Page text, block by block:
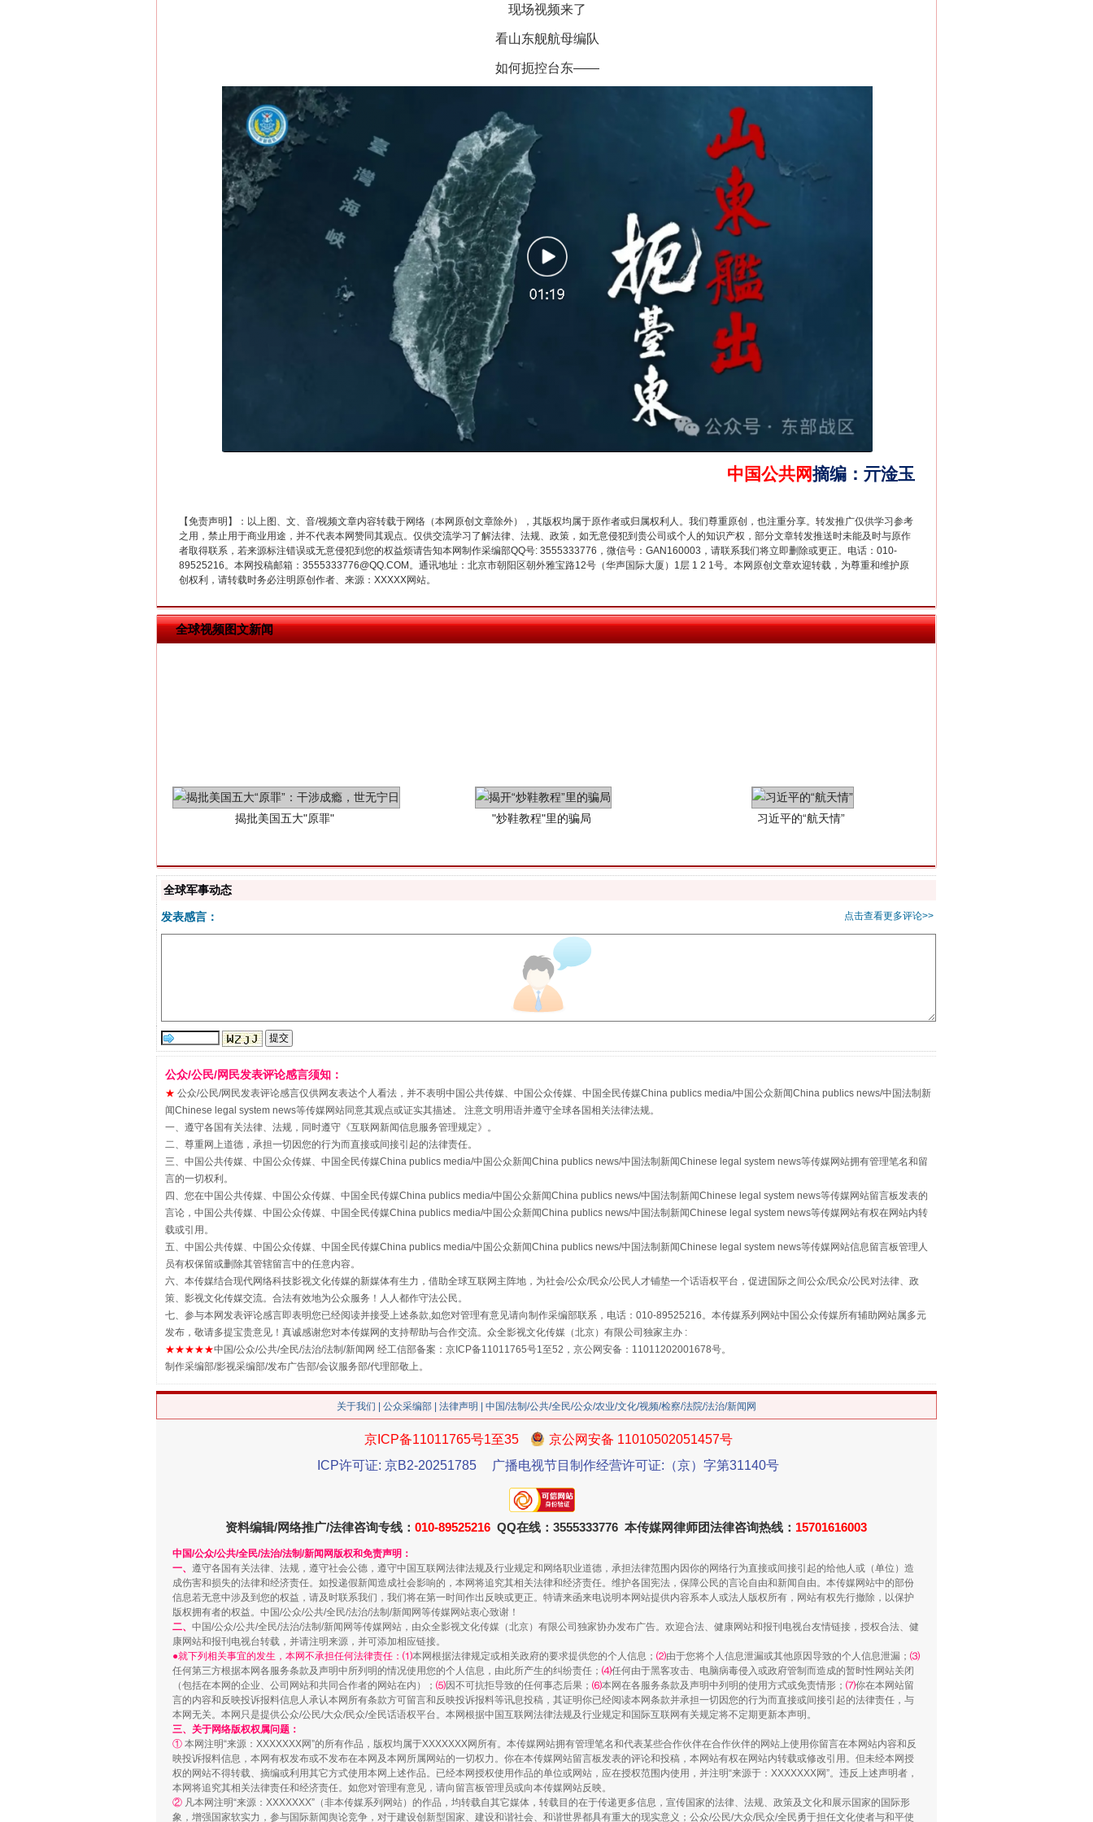
现场视频来了
看山东舰航母编队
如何扼控台东——
中国公共网摘编 ： 亓淦玉
【免责声明】：以上图、文、音/视频文章内容转载于网络（本网原创文章除外），其版权均属于原作者或归属权利人。我们尊重原创，也注重分享。转发推广仅供学习参考
之用，禁止用于商业用途，并不代表本网赞同其观点。仅供交流学习了解法律、法规、政策，如无意侵犯到贵公司或个人的知识产权，部分文章转发推送时未能及时与原作
者取得联系，若来源标注错误或无意侵犯到您的权益烦请告知本网制作采编部QQ号: 3555333776，微信号：GAN160003，请联系我们将立即删除或更正。电话：010-
89525216。本网投稿邮箱：3555333776@QQ.COM。通讯地址：北京市朝阳区朝外雅宝路12号（华声国际大厦）1层 1 2 1号。本网原创文章欢迎转载，为尊重和维护原
创权利，请转载时务必注明原创作者、来源：XXXXX网站。
全球视频图文新闻
在谋一域中谋全局
今年投资意愿榜揭晓
魏明亮严重违纪违法案透视
千亩耕地变“别墅”
“刷贴”乱象丛生
珠宝鉴定乱象
站台名比不上好声名
走近一线检察官
漫山遍野的桃花与雪山、麦地、白藏房
招工难、用工荒背后
送你一朵小红花
侵吞公款13万，颠沛流离20年
网上购药对药下症？
茶叶“炒上天”
“神药”背后的真相
全球军事动态
点击查看更多评论>>
发表感言：
公众/公民/网民发表评论感言须知：
★ 公众/公民/网民发表评论感言仅供网友表达个人看法，并不表明中国公共传媒、中国公众传媒、中国全民传媒China publics media/中国公众新闻China publics news/中国法制新
闻Chinese legal system news等传媒网站同意其观点或证实其描述。 注意文明用语并遵守全球各国相关法律法规。
一、遵守各国有关法律、法规，同时遵守《互联网新闻信息服务管理规定》。
二、尊重网上道德，承担一切因您的行为而直接或间接引起的法律责任。
三、中国公共传媒、中国公众传媒、中国全民传媒China publics media/中国公众新闻China publics news/中国法制新闻Chinese legal system news等传媒网站拥有管理笔名和留
言的一切权利。
四、您在中国公共传媒、中国公众传媒、中国全民传媒China publics media/中国公众新闻China publics news/中国法制新闻Chinese legal system news等传媒网站留言板发表的
言论，中国公共传媒、中国公众传媒、中国全民传媒China publics media/中国公众新闻China publics news/中国法制新闻Chinese legal system news等传媒网站有权在网站内转
载或引用。
五、中国公共传媒、中国公众传媒、中国全民传媒China publics media/中国公众新闻China publics news/中国法制新闻Chinese legal system news等传媒网站信息留言板管理人
员有权保留或删除其管辖留言中的任意内容。
六、本传媒结合现代网络科技影视文化传媒的新媒体有生力，借助全球互联网主阵地，为社会/公众/民众/公民人才铺垫一个话语权平台，促进国际之间公众/民众/公民对法律、政
策、影视文化传媒交流。合法有效地为公众服务！人人都作守法公民。
七、参与本网发表评论感言即表明您已经阅读并接受上述条款,如您对管理有意见请向制作采编部联系，电话：010-89525216。本传媒系列网站中国公众传媒所有辅助网站属多元
发布，敬请多提宝贵意见！真诚感谢您对本传媒网的支持帮助与合作交流。众全影视文化传媒（北京）有限公司独家主办 :
★★★★★中国/公众/公共/全民/法治/法制/新闻网 经工信部备案：京ICP备11011765号1至52，京公网安备：11011202001678号。
制作采编部/影视采编部/发布广告部/会议服务部/代理部敬上。
关于我们 公众采编部 法律声明 | 中国/法制/公共/全民/公众/农业/文化/视频/检察/法院/法治/新闻网
京ICP备11011765号1至35
京公网安备 11010502051457号
ICP许可证: 京B2-20251785
广播电视节目制作经营许可证:（京）字第31140号
资料编辑/网络推广/法律咨询专线： 010-89525216 QQ在线：3555333776 本传媒网律师团法律咨询热线： 15701616003
中国/公众/公共/全民/法治/法制/新闻网版权和免责声明：
一、 遵守各国有关法律、法规，遵守社会公德，遵守中国互联网法律法规及行业规定和网络职业道德，承担法律范围内因你的网络行为直接或间接引起的给他人或（单位）造
成伤害和损失的法律和经济责任。如投递假新闻造成社会影响的，本网将追究其相关法律和经济责任。维护各国宪法，保障公民的言论自由和新闻自由。本传媒网站中的部份
信息若无意中涉及到您的权益，请及时联系我们，我们将在第一时间作出反映或更正。特请来函来电说明本网站提供内容系本人或法人版权所有，网站有权先行撤除，以保护
版权拥有者的权益。中国/公众/公共/全民/法治/法制/新闻网等传媒网站衷心致谢！
二、 中国/公众/公共/全民/法治/法制/新闻网等传媒网站，由众全影视文化传媒（北京）有限公司独家协办发布广告。欢迎合法、健康网站和报刊电视台友情链接，授权合法、健
康网站和报刊电视台转载，并请注明来源，并可添加相应链接。
●就下列相关事宜的发生，本网不承担任何法律责任：⑴本网根据法律规定或相关政府的要求提供您的个人信息； ⑵由于您将个人信息泄漏或其他原因导致的个人信息泄漏； ⑶
任何第三方根据本网各服务条款及声明中所列明的情况使用您的个人信息，由此所产生的纠纷责任； ⑷任何由于黑客攻击、电脑病毒侵入或政府管制而造成的暂时性网站关闭
（包括在本网的企业、公司网站和共同合作者的网站在内）； ⑸因不可抗拒导致的任何事态后果； ⑹本网在各服务条款及声明中列明的使用方式或免责情形； ⑺你在本网站留
言的内容和反映投诉报料信息人承认本网所有条款方可留言和反映投诉报料等讯息投稿，其证明你已经阅读本网条款并承担一切因您的行为而直接或间接引起的法律责任，与
本网无关。本网只是提供公众/公民/大众/民众/全民话语权平台。本网根据中国互联网法律法规及行业规定和国际互联网有关规定将不定期更新本声明。
三、关于网络版权权属问题：
① 本网注明“来源：XXXXXXX网”的所有作品，版权均属于XXXXXXX网所有。本传媒网站拥有管理笔名和代表某些合作伙伴在合作伙伴的网站上使用你留言在本网站内容和反
映投诉报料信息，本网有权发布或不发布在本网及本网所属网站的一切权力。你在本传媒网站留言板发表的评论和投稿，本网站有权在网站内转载或修改引用。但未经本网授
权的网站不得转载、摘编或利用其它方式使用本网上述作品。已经本网授权使用作品的单位或网站，应在授权范围内使用，并注明“来源于：XXXXXXX网”。违反上述声明者，
本网将追究其相关法律责任和经济责任。如您对管理有意见，请向留言板管理员或向本传媒网站反映。
② 凡本网注明“来源：XXXXXXX”（非本传媒系列网站）的作品，均转载自其它媒体，转载目的在于传递更多信息，宣传国家的法律、法规、政策及文化和展示国家的国际形
象，增强国家软实力，参与国际新闻舆论竞争，对于建设创新型国家、建设和谐社会、和谐世界都具有重大的现实意义；公众/公民/大众/民众/全民勇于担任文化使者与和平使